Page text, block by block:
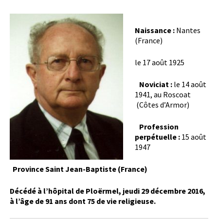
Naissance : Nantes
(France)
le 17 août 1925
Noviciat : le 14 août
1941, au Roscoat
(Côtes d’Armor)
Profession
perpétuelle : 15 août
1947
Province Saint Jean-Baptiste (France)
Décédé à l’hôpital de Ploërmel, jeudi 29 décembre 2016,
à l’âge de 91 ans dont 75 de vie religieuse.